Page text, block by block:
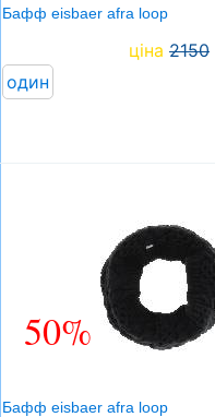
Бафф eisbaer afra loop
ціна 2150
один
50%
Бафф eisbaer afra loop